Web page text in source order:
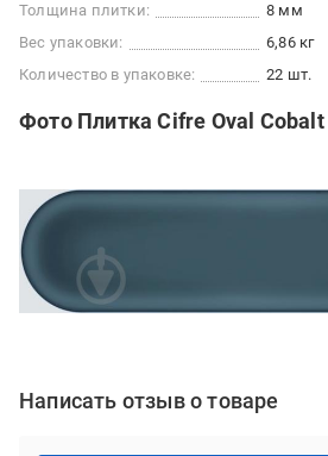
Толщина плитки:
8 мм
Вес упаковки:
6,86 кг
Количество в упаковке:
22 шт.
Фото Плитка Cifre Oval
Написать отзыв о товаре